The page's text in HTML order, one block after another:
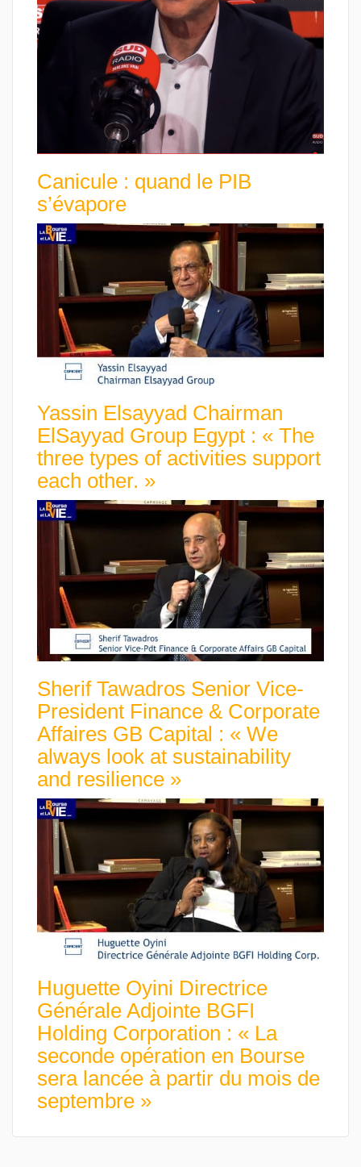
Canicule : quand le PIB
s’évapore
Yassin Elsayyad Chairman
ElSayyad Group Egypt : « The
three types of activities support
each other. »
Sherif Tawadros Senior Vice-
President Finance & Corporate
Affaires GB Capital : « We
always look at sustainability
and resilience »
Huguette Oyini Directrice
Générale Adjointe BGFI
Holding Corporation : « La
seconde opération en Bourse
sera lancée à partir du mois de
septembre »